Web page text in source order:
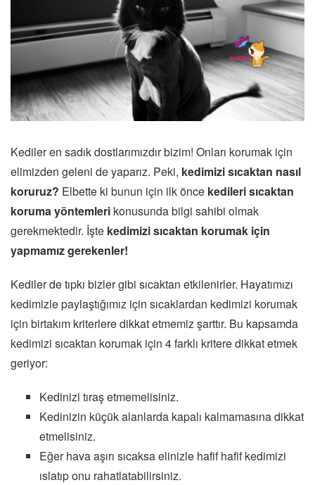
Kediler en sadık dostlarımızdır bizim! Onları korumak için
elimizden geleni de yaparız. Peki, kedimizisıcaktan nasıl
koruruz? Elbette ki bunun için ilk önce kedileri sıcaktan
koruma yöntemleri konusunda bilgi sahibi olmak
gerekmektedir. İşte kedimizi sıcaktan korumak için
yapmamız gerekenler!
Kediler de tıpkı bizler gibi sıcaktan etkilenirler. Hayatımızı
kedimizle paylaştığımız için sıcaklardan kedimizi korumak
için birtakım kriterlere dikkat etmemiz şarttır. Bu kapsamda
kedimizi sıcaktan korumak için 4 farklı kritere dikkat etmek
geriyor:
Kedinizi tıraş etmemelisiniz.
Kedinizin küçük alanlarda kapalı kalmamasına dikkat
etmelisiniz.
Eğer hava aşırı sıcaksa elinizle hafif hafif kedimizi
ıslatıp onu rahatlatabilirsiniz.